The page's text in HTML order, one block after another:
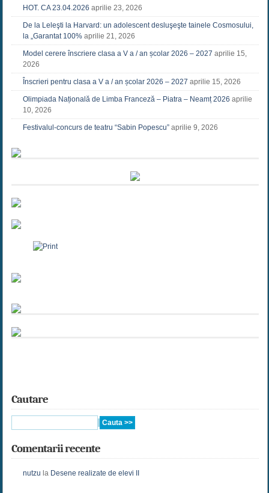
HOT. CA 23.04.2026 aprilie 23, 2026
De la Leleşti la Harvard: un adolescent desluşeşte tainele Cosmosului,
la „Garantat 100% aprilie 21, 2026
Model cerere înscriere clasa a V a / an școlar 2026 – 2027 aprilie 15,
2026
Înscrieri pentru clasa a V a / an școlar 2026 – 2027 aprilie 15, 2026
Olimpiada Națională de Limba Franceză – Piatra – Neamț 2026 aprilie
10, 2026
Festivalul-concurs de teatru “Sabin Popescu” aprilie 9, 2026
Cautare
Comentarii recente
nutzu la Desene realizate de elevi II